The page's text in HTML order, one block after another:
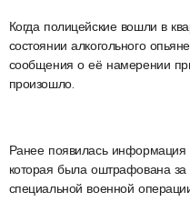
Когда полицейские вошли в
состоянии алкогольного
сообщения о её намерении
произошло.
Ранее появилась информация
которая была оштрафована за
специальной военной